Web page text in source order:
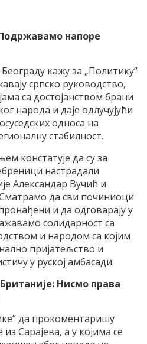
напоре
кажу за „Политику”
српско руководство,
са достојанством брани
народа и даје одлучујући
односа на
стабилност.
констатује да су за
настрадали
Александар Вучић и
да сви починиоци
и да одговарају у
солидарност са
и народом са којим
пријатељство и
у руској амбасади.
Нисмо права
да прокоментаришу
из Сарајева, а у којима се